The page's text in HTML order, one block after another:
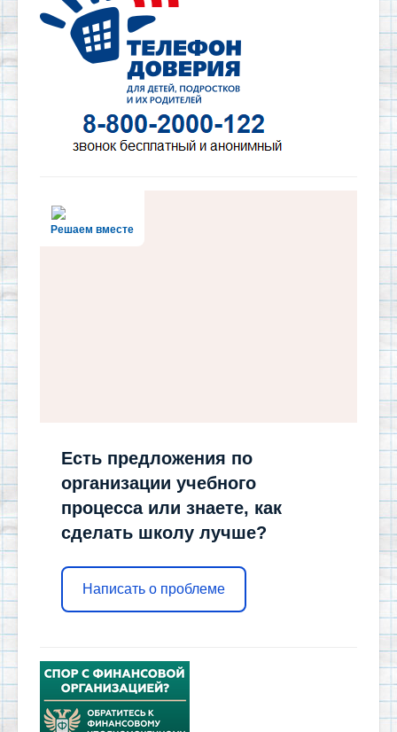
Решаем вместе
Есть предложения по
организации учебного
процесса или знаете, как
сделать школу лучше?
Написать о проблеме